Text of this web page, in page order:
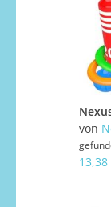
von
13,38